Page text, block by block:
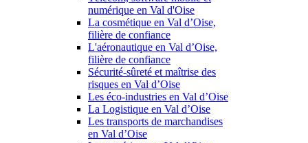
numérique en Val d'Oise
La cosmétique en Val d’Oise,
filière de confiance
L'aéronautique en Val d’Oise,
filière de confiance
Sécurité-sûreté et maîtrise des
risques en Val d’Oise
Les éco-industries en Val d’Oise
La Logistique en Val d’Oise
Les transports de marchandises
en Val d’Oise